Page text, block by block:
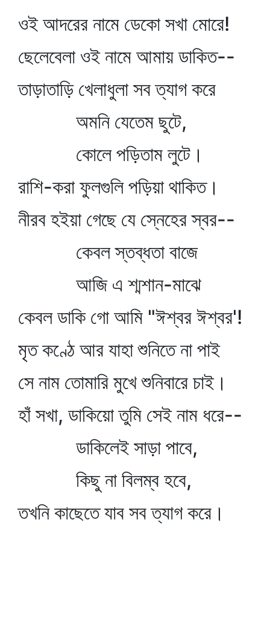
ওই আদরের নামে ডেকো সখা মোরে!
ছেলেবেলা ওই নামে আমায় ডাকিত--
তাড়াতাড়ি খেলাধুলা সব ত্যাগ করে
অমনি যেতেম ছুটে,
কোলে পড়িতাম লুটে।
রাশি-করা ফুলগুলি পড়িয়া থাকিত।
নীরব হইয়া গেছে যে স্নেহের স্বর--
কেবল স্তব্ধতা বাজে
আজি এ শ্মশান-মাঝে
কেবল ডাকি গো আমি "ঈশ্বর ঈশ্বর'!
মৃত কণ্ঠে আর যাহা শুনিতে না পাই
সে নাম তোমারি মুখে শুনিবারে চাই।
হাঁ সখা, ডাকিয়ো তুমি সেই নাম ধরে--
ডাকিলেই সাড়া পাবে,
কিছু না বিলম্ব হবে,
তখনি কাছেতে যাব সব ত্যাগ করে।